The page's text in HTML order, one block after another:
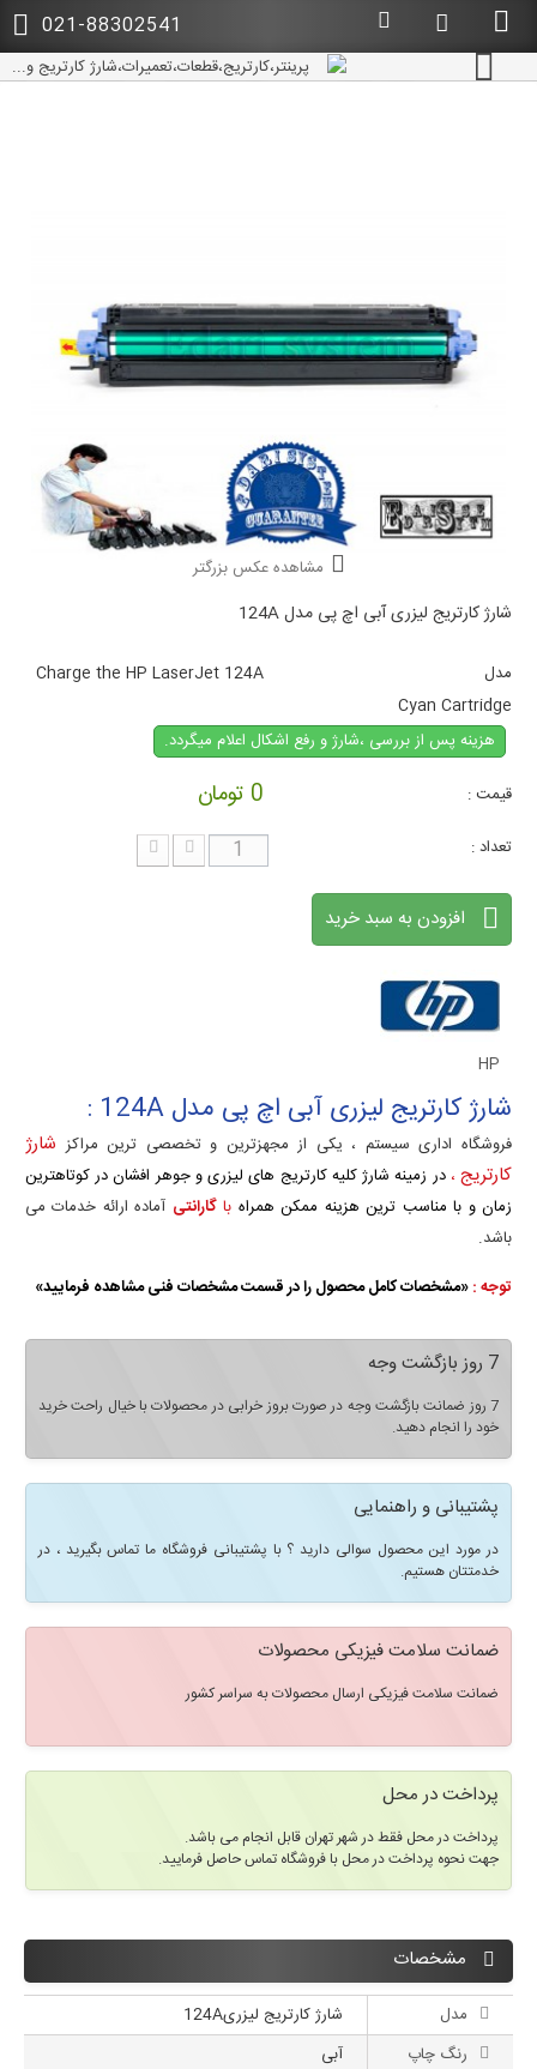
021-88302541
مشاهده عکس بزرگتر
شارژ کارتریج لیزری آبی اچ پی مدل 124A
مدل
Charge the HP LaserJet 124A
Cyan Cartridge
هزینه پس از بررسی ،شارژ و رفع اشکال اعلام میگردد.
قیمت : 0 تومان
تعداد :
افزودن به سبد خرید
HP
شارژ کارتریج لیزری آبی اچ پی مدل 124A :
فروشگاه اداری سیستم ، یکی از مجهزترین و تخصصی ترین مراکز شارژ
کارتریج،در زمینه شارژ کلیه کارتریج های لیزری و جوهر افشان در کوتاهترین
زمان و با مناسب ترین هزینه ممکن همراه باگارانتی آماده ارائه خدمات می
باشد.
توجه :«مشخصات کامل محصول را در قسمت مشخصات فنی مشاهده فرمایید»
7 روز بازگشت وجه
7 روز ضمانت بازگشت وجه در صورت بروز خرابی در محصولات با خیال راحت خرید
خود را انجام دهید.
پشتیبانی و راهنمایی
در مورد این محصول سوالی دارید ؟ با پشتیبانی فروشگاه ما تماس بگیرید ، در
خدمتتان هستیم.
ضمانت سلامت فیزیکی محصولات
ضمانت سلامت فیزیکی ارسال محصولات به سراسر کشور
پرداخت در محل
پرداخت در محل فقط در شهر تهران قابل انجام می باشد.
جهت نحوه پرداخت در محل با فروشگاه تماس حاصل فرمایید.
مشخصات
مدل
شارژ کارتریج لیزری124A
رنگ چاپ
آبی